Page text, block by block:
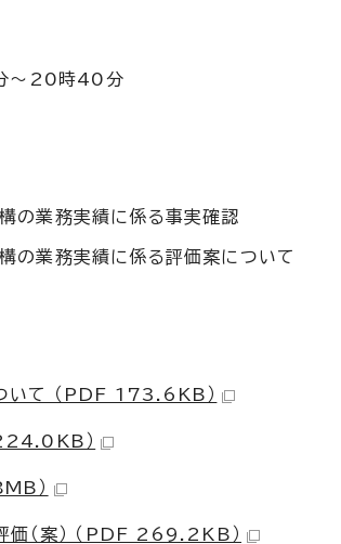
～20時40分
の業務実績に係る事実確認
の業務実績に係る評価案について
いて （PDF 173.6KB）
）
）
（案） （PDF 269.2KB）